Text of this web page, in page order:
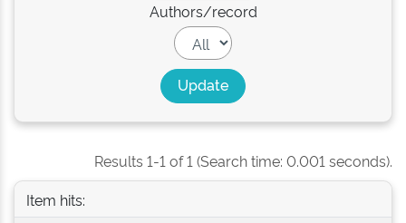
Authors/record
Results 1-1 of 1 (Search time: 0.001 seconds).
Item hits: